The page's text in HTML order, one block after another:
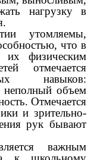
нагрузку в
утомляемы,
что в
их физическим
отмечается
навыков:
неполный объем
Отмечается
и зрительно-
рук бывают
важным